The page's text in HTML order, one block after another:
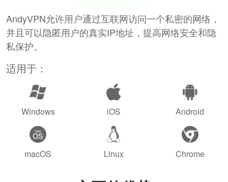
AndyVPN允许用户通过互联网访问一个私密的网络，
并且可以隐匿用户的真实IP地址，提高网络安全和隐
私保护。
适用于：
Windows iOS Android
macOS Linux Chrome